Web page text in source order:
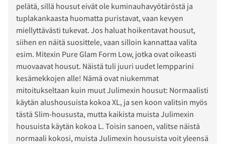
pelätä, sillä housut eivät ole kuminauhavyötäröstä ja
tuplakankaasta huomatta puristavat, vaan kevyen
miellyttävästi tukevat. Jos haluat hoikentavat housut,
siihen en näitä suosittele, vaan silloin kannattaa valita
esim. Mitexin Pure Glam Form Low, jotka ovat oikeasti
muovaavat housut. Näistä tuli juuri uudet lempparini
kesämekkojen alle! Nämä ovat niukemmat
mitoitukseltaan kuin muut Julimexin housut: Normaalisti
käytän alushousuista kokoa XL, ja sen koon valitsin myös
tästä Slim-housusta, mutta kaikista muista Julimexin
housuista käytän kokoa L. Toisin sanoen, valitse näistä
normaali kokosi, muista Julimexin housuista voit yleensä